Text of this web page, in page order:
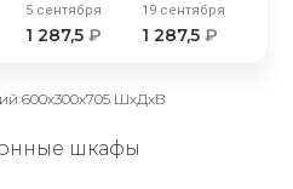
5 сентября
1 287,5 ₽
19 сентября
1 287,5 ₽
раз в 2 недели
600х300х705 ШхДхВ
шкафы